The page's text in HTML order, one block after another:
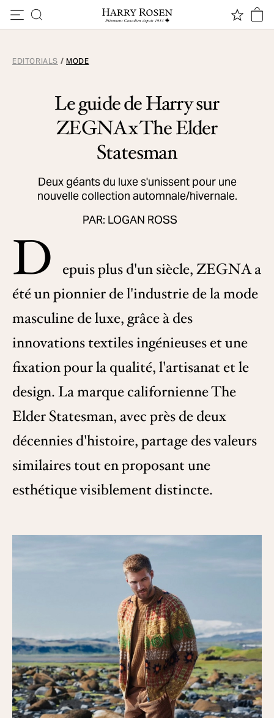
EDITORIALS / MODE
Le guide de Harry sur
ZEGNA x The Elder
Statesman
Deux géants du luxe s'unissent pour une
nouvelle collection automnale/hivernale.
PAR: LOGAN ROSS
D
epuis plus d'un siècle, ZEGNA a
été un pionnier de l'industrie de la mode
masculine de luxe, grâce à des
innovations textiles ingénieuses et une
fixation pour la qualité, l'artisanat et le
design. La marque californienne The
Elder Statesman, avec près de deux
décennies d'histoire, partage des valeurs
similaires tout en proposant une
esthétique visiblement distincte.